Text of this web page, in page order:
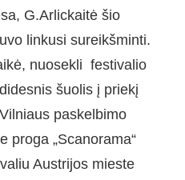
G.Arlickaitė šio
linkusi sureikšminti.
nuosekli festivalio
šuolis į priekį
paskelbimo
proga „Scanorama“
Austrijos mieste